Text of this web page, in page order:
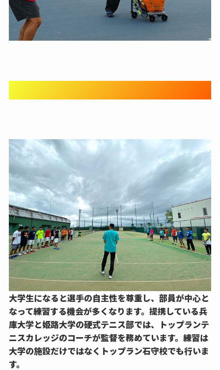
大学生になると選手の自主性を尊重し、部員が中心と
なって練習する機会が多くなります。提携している兵
庫大学と姫路大学の硬式テニス部では、トップランテ
ニスカレッジのコーチが監督を務めています。練習は
大学の施設だけではなくトップラン石守校でも行いま
す。